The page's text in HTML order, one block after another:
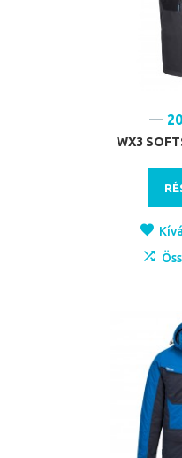
WX3